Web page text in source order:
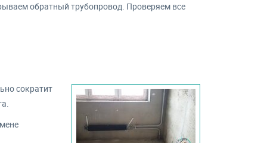
обратный трубопровод. Проверяем все
сократит